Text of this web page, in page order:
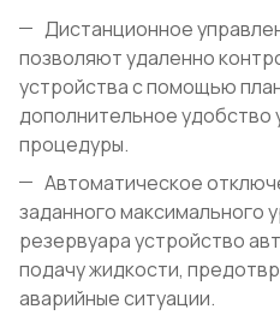
Дистанционное
позволяют удаленно
устройства с помощью
дополнительное удобство
процедуры.
Автоматическое
заданного максимального
резервуара устройство
подачу жидкости,
аварийные ситуации.